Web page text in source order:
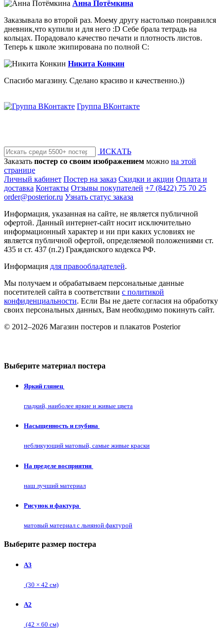
Анна Потёмкина
Заказывала во второй раз. Моему другу настолько понравился
дневник,что купили и для него :D Себе брала тетрадь на
кольцах. Порадовало качество печати и плотность листов.
Теперь к школе экипирована по полной С:
Никита Конкин
Спасибо магазину. Сделано красиво и качественно.))
Группа ВКонтакте
ИСКАТЬ
Заказать постер со своим изображением можно на этой
странице
Личный кабинет Постер на заказ Скидки и акции Оплата и
доставка Контакты Отзывы покупателей +7 (8422) 75 70 25
order@posterior.ru Узнать статус заказа
Информация, указанная на сайте, не является публичной
офертой. Данный интернет-сайт носит исключительно
информационный характер и ни при каких условиях не
является публичной офертой, определяемой положениями ст.
435 и ст. 437 (п.2) Гражданского кодекса РФ.
Информация для правообладателей.
Мы получаем и обрабатываем персональные данные
посетителей сайта в соответствии с политикой
конфиденциальности. Если Вы не даете согласия на обработку
своих персональных данных, Вам необходимо покинуть сайт.
© 2012–2026 Магазин постеров и плакатов Posterior
Выберите материал постера
Яркий глянец
гладкий, наиболее яркие и живые цвета
Насыщенность и глубина
небликующий матовый, самые живые краски
На пределе восприятия
наш лучший материал
Рисунок и фактура
матовый материал с льняной фактурой
Выберите размер постера
А3
(30 × 42 см)
А2
(42 × 60 см)